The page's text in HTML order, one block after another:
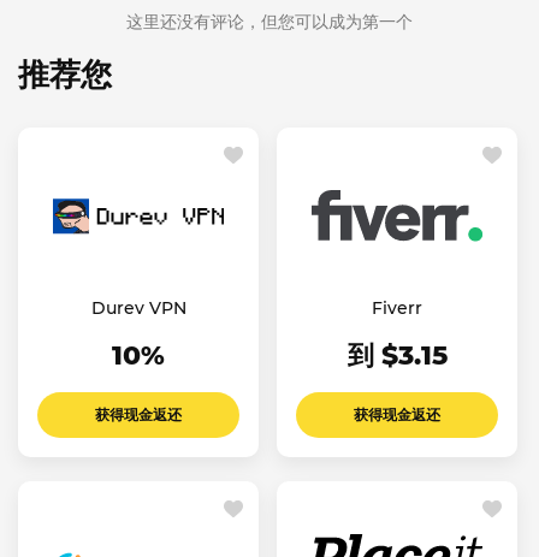
这里还没有评论，但您可以成为第一个
推荐您
Durev VPN
10%
获得现金返还
Fiverr
到 $3.15
获得现金返还